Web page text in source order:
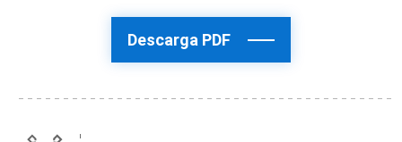
Descarga PDF